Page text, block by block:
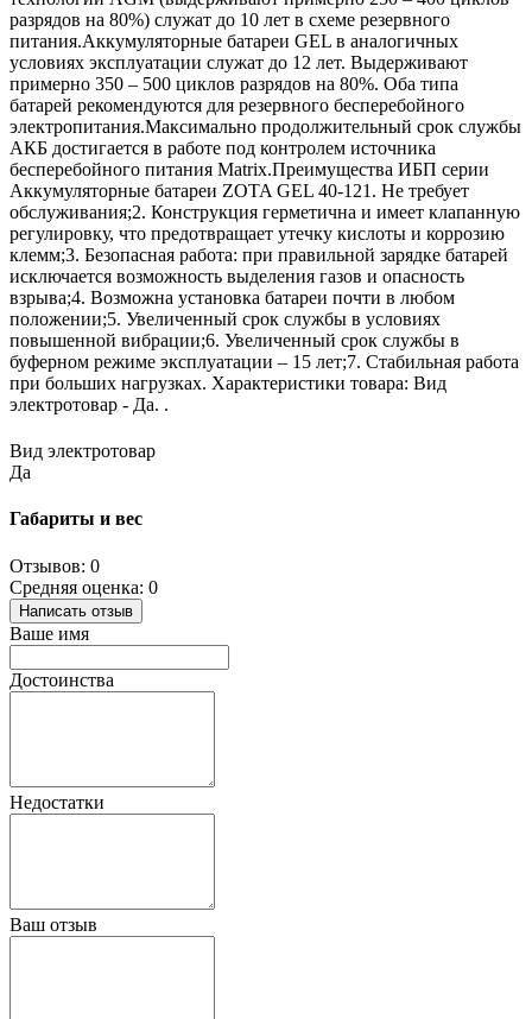
разрядов на 80%) служат до 10 лет в схеме резервного
питания.Аккумуляторные батареи GEL в аналогичных
условиях эксплуатации служат до 12 лет. Выдерживают
примерно 350 – 500 циклов разрядов на 80%. Оба типа
батарей рекомендуются для резервного бесперебойного
электропитания.Максимально продолжительный срок службы
АКБ достигается в работе под контролем источника
бесперебойного питания Matrix.Преимущества ИБП серии
Аккумуляторные батареи ZOTA GEL 40-121. Не требует
обслуживания;2. Конструкция герметична и имеет клапанную
регулировку, что предотвращает утечку кислоты и коррозию
клемм;3. Безопасная работа: при правильной зарядке батарей
исключается возможность выделения газов и опасность
взрыва;4. Возможна установка батареи почти в любом
положении;5. Увеличенный срок службы в условиях
повышенной вибрации;6. Увеличенный срок службы в
буферном режиме эксплуатации – 15 лет;7. Стабильная работа
при больших нагрузках. Характеристики товара: Вид
электротовар - Да. .
Вид электротовар
Да
Габариты и вес
Отзывов: 0
Средняя оценка: 0
Написать отзыв
Ваше имя
Достоинства
Недостатки
Ваш отзыв